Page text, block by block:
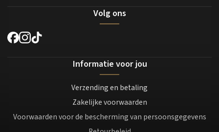
Volg ons
Informatie voor jou
Verzending en betaling
Zakelijke voorwaarden
Voorwaarden voor de bescherming van persoonsgegevens